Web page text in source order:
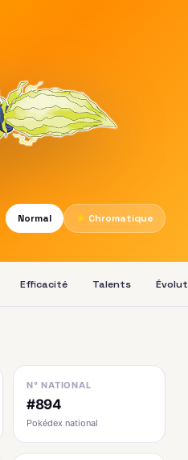
Normal
★ Chromatique
Efficacité Talents
N° NATIONAL
#894
Pokédex national